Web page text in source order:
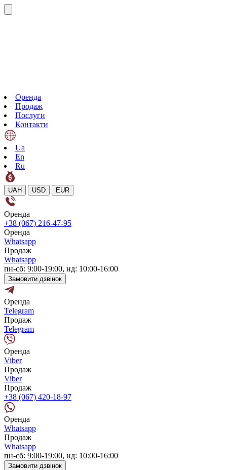
Оренда
Продаж
Послуги
Контакти
Ua
En
Ru
UAH USD EUR
Оренда
+38 (067) 216-47-95
Оренда
Whatsapp
Продаж
Whatsapp
пн-сб: 9:00-19:00, нд: 10:00-16:00
Замовити дзвінок
Оренда
Telegram
Продаж
Telegram
Оренда
Viber
Продаж
Viber
Продаж
+38 (067) 420-18-97
Оренда
Whatsapp
Продаж
Whatsapp
пн-сб: 9:00-19:00, нд: 10:00-16:00
Замовити дзвінок